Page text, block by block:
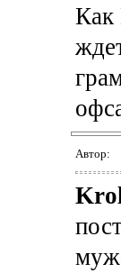
Как
Автор: